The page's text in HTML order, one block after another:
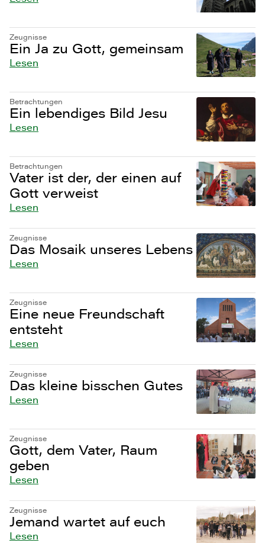
Zeugnisse
Ein Ja zu Gott, gemeinsam
Lesen
Betrachtungen
Ein lebendiges Bild Jesu
Lesen
Betrachtungen
Vater ist der, der einen auf
Gott verweist
Lesen
Zeugnisse
Das Mosaik unseres Lebens
Lesen
Zeugnisse
Eine neue Freundschaft
entsteht
Lesen
Zeugnisse
Das kleine bisschen Gutes
Lesen
Zeugnisse
Gott, dem Vater, Raum
geben
Lesen
Zeugnisse
Jemand wartet auf euch
Lesen